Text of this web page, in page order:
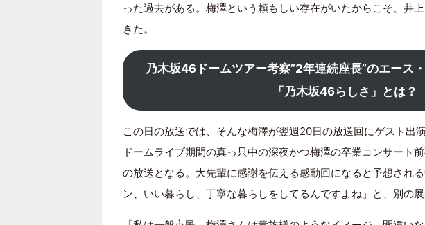
った過去がある。梅澤という頼もしい存在がいたからこそ、井
きた。
乃木坂46ドームツアー考察”2年連続座長”のエース
「乃木坂46らしさ」とは？
この日の放送では、そんな梅澤が翌週20日の放送回にゲスト出
ドームライブ期間の真っ只中の深夜かつ梅澤の卒業コンサート
の放送となる。大先輩に感謝を伝える感動回になると予想され
ン、いい暮らし、丁寧な暮らしをしてるんですよね」と、別の展